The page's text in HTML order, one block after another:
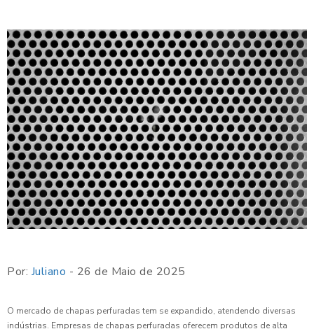
Por: Juliano - 26 de Maio de 2025
O mercado de chapas perfuradas tem se expandido, atendendo diversas
indústrias. Empresas de chapas perfuradas oferecem produtos de alta